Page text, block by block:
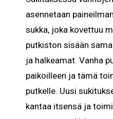
asennetaan
sukka, joka kovettuu
putkiston sisään
ja halkeamat. Vanha
paikoilleen ja tämä
putkelle. Uusi
kantaa itsensä ja